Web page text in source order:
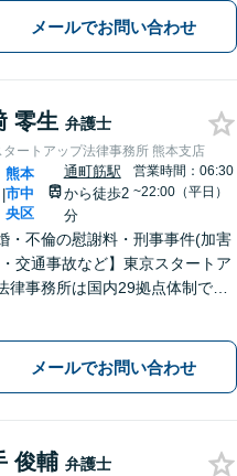
メールでお問い合わせ
零生 弁護士
タートアップ法律事務所 熊本支店
|
熊本
市中
央区
通町筋駅
から徒歩2
分
営業時間：06:30
~22:00（平日）
・不倫の慰謝料・刑事事件(加害
交通事故など】東京スタートア
律事務所は国内29拠点体制で全
の高い弁護士が寄り添い解決を
トします。
メールでお問い合わせ
俊輔 弁護士